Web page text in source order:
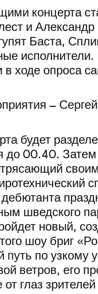
концерта
и
Баста,
исполнители.
в ходе опроса
–
будет
до 00.40. Затем
шведского
новый,
шоу бриг
путь по узкому
ветров, его
глаз